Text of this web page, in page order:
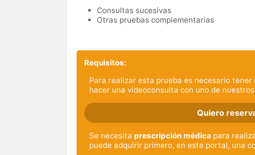
Consultas sucesivas
Otras pruebas complementarias
Requisitos:
Para realizar esta prueba es necesario
hacer una videoconsulta con uno de
Quiero
Se necesita prescripción médica para
puede adquirir primero, en este portal, una